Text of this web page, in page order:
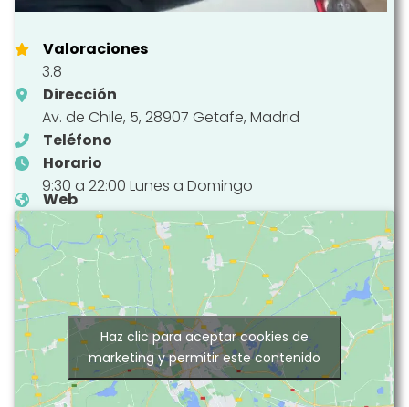
Valoraciones
3.8
Dirección
Av. de Chile, 5, 28907 Getafe, Madrid
Teléfono
Horario
9:30 a 22:00 Lunes a Domingo
Web
Haz clic para aceptar cookies de
marketing y permitir este contenido